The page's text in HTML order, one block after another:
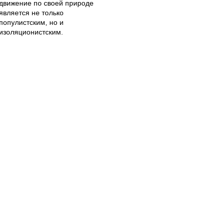
движение по своей природе
не только
популистским, но и
изоляционистским.